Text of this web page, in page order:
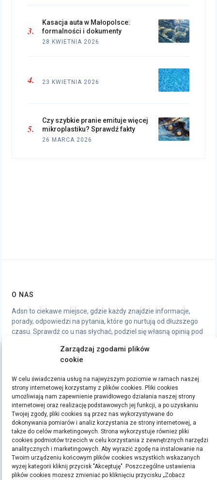
Zarządzaj zgodami plików
cookie
W celu świadczenia usług na najwyższym poziomie w ramach naszej
strony internetowej korzystamy z plików cookies. Pliki cookies
umożliwiają nam zapewnienie prawidłowego działania naszej strony
internetowej oraz realizację podstawowych jej funkcji, a po uzyskaniu
Twojej zgody, pliki cookies są przez nas wykorzystywane do
dokonywania pomiarów i analiz korzystania ze strony internetowej, a
także do celów marketingowych. Strona wykorzystuje również pliki
cookies podmiotów trzecich w celu korzystania z zewnętrznych narzędzi
analitycznych i marketingowych. Aby wyrazić zgodę na instalowanie na
Twoim urządzeniu końcowym plików cookies wszystkich wskazanych
wyżej kategorii kliknij przycisk "Akceptuję". Poszczególne ustawienia
plików cookies możesz zmieniać po kliknięciu przycisku „Zobacz
Kasacja auta w Małopolsce:
formalności i dokumenty
28 KWIETNIA 2026
23 KWIETNIA 2026
Czy szybkie pranie emituje więcej
mikroplastiku? Sprawdź fakty
26 MARCA 2026
O NAS
Adsn to ciekawe miejsce, gdzie każdy znajdzie informacje,
porady, odpowiedzi na pytania, które go nurtują od dłuższego
czasu. Sprawdź co u nas słychać, podziel się własną opinią pod
Polityka Prywatności
ETYKIETY
bieganie filmy handmade kredyt kredyty moda pomysły na prezent ręcznie
robione zakładki do książek rękodzieło sen sklep z rękodziełem sport ubrania
Szukaj: